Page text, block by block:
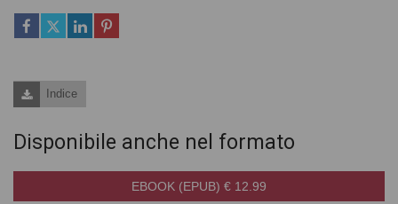
Indice
Disponibile anche nel formato
EBOOK (EPUB) € 12.99